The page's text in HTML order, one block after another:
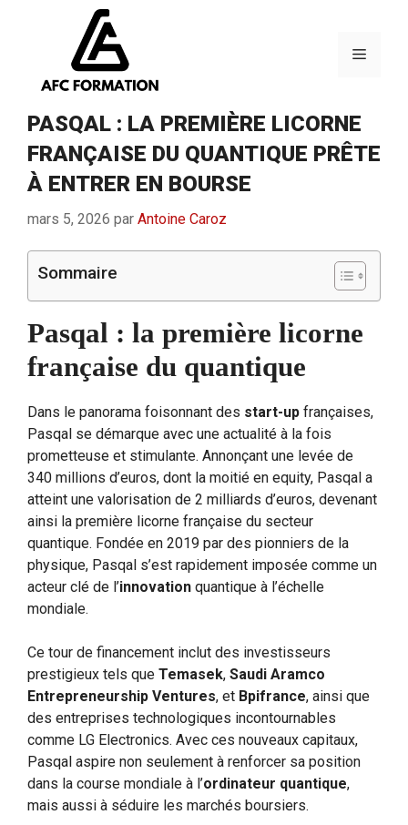
Menu
PASQAL : LA PREMIÈRE LICORNE
FRANÇAISE DU QUANTIQUE PRÊTE
À ENTRER EN BOURSE
mars 5, 2026 par Antoine Caroz
Sommaire
Pasqal : la première licorne
française du quantique
Dans le panorama foisonnant des start-up françaises,
Pasqal se démarque avec une actualité à la fois
prometteuse et stimulante. Annonçant une levée de
340 millions d’euros, dont la moitié en equity, Pasqal a
atteint une valorisation de 2 milliards d’euros, devenant
ainsi la première licorne française du secteur
quantique. Fondée en 2019 par des pionniers de la
physique, Pasqal s’est rapidement imposée comme un
acteur clé de l’innovation quantique à l’échelle
mondiale.
Ce tour de financement inclut des investisseurs
prestigieux tels que Temasek, Saudi Aramco
Entrepreneurship Ventures, et Bpifrance, ainsi que
des entreprises technologiques incontournables
comme LG Electronics. Avec ces nouveaux capitaux,
Pasqal aspire non seulement à renforcer sa position
dans la course mondiale à l’ordinateur quantique,
mais aussi à séduire les marchés boursiers.